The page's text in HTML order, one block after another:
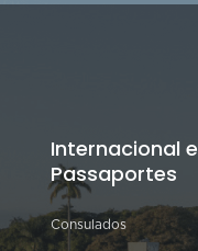
Internacional e
Passaportes
Consulados